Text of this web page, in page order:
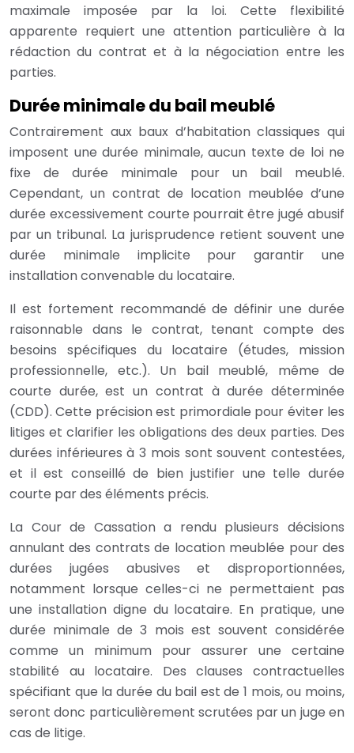
maximale imposée par la loi. Cette flexibilité
apparente requiert une attention particulière à la
rédaction du contrat et à la négociation entre les
parties.
Durée minimale du bail meublé
Contrairement aux baux d’habitation classiques qui
imposent une durée minimale, aucun texte de loi ne
fixe de durée minimale pour un bail meublé.
Cependant, un contrat de location meublée d’une
durée excessivement courte pourrait être jugé abusif
par un tribunal. La jurisprudence retient souvent une
durée minimale implicite pour garantir une
installation convenable du locataire.
Il est fortement recommandé de définir une durée
raisonnable dans le contrat, tenant compte des
besoins spécifiques du locataire (études, mission
professionnelle, etc.). Un bail meublé, même de
courte durée, est un contrat à durée déterminée
(CDD). Cette précision est primordiale pour éviter les
litiges et clarifier les obligations des deux parties. Des
durées inférieures à 3 mois sont souvent contestées,
et il est conseillé de bien justifier une telle durée
courte par des éléments précis.
La Cour de Cassation a rendu plusieurs décisions
annulant des contrats de location meublée pour des
durées jugées abusives et disproportionnées,
notamment lorsque celles-ci ne permettaient pas
une installation digne du locataire. En pratique, une
durée minimale de 3 mois est souvent considérée
comme un minimum pour assurer une certaine
stabilité au locataire. Des clauses contractuelles
spécifiant que la durée du bail est de 1 mois, ou moins,
seront donc particulièrement scrutées par un juge en
cas de litige.